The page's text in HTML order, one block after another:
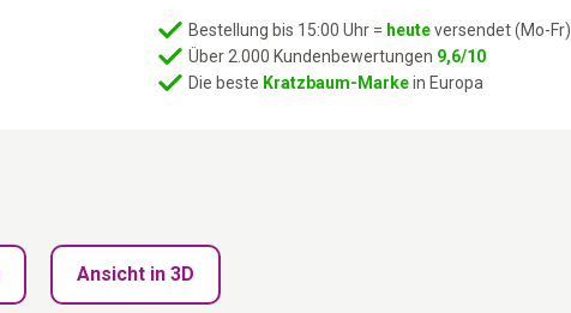
7050
Rusty
Bestellung bis 15:00 Uhr = heuteversendet (Mo-Fr)
Über 2.000 Kundenbewertungen 9,6/10
Die beste Kratzbaum-Markein Europa
Ansicht in 3D